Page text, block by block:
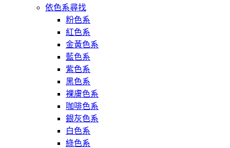
依色系尋找
粉色系
紅色系
金黃色系
藍色系
紫色系
黑色系
裸膚色系
咖啡色系
銀灰色系
白色系
綠色系